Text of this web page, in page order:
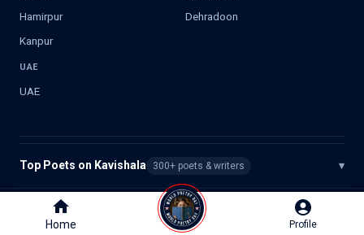
Home Profile
Home Profile
Hamirpur
Dehradoon
Kanpur
UAE
UAE
Top Poets on Kavishala 300+ poets & writers ▾
Kavishala. All rights reserved.